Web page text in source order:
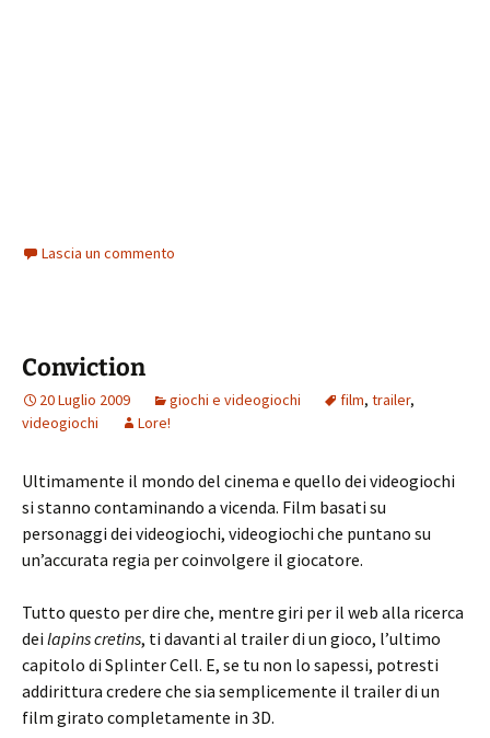
Lascia un commento
Conviction
20 Luglio 2009 giochi e videogiochi film, trailer,
videogiochi
Lore!
Ultimamente il mondo del cinema e quello dei videogiochi
si stanno contaminando a vicenda. Film basati su
personaggi dei videogiochi, videogiochi che puntano su
un’accurata regia per coinvolgere il giocatore.
Tutto questo per dire che, mentre giri per il web alla ricerca
dei lapins cretins, ti davanti al trailer di un gioco, l’ultimo
capitolo di Splinter Cell. E, se tu non lo sapessi, potresti
addirittura credere che sia semplicemente il trailer di un
film girato completamente in 3D.